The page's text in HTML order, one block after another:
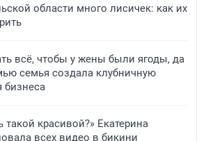
области много лисичек: как их
всё, чтобы у жены были ягоды, да
семья создала клубничную
бизнеса
красивой?» Екатерина
всех видео в бикини